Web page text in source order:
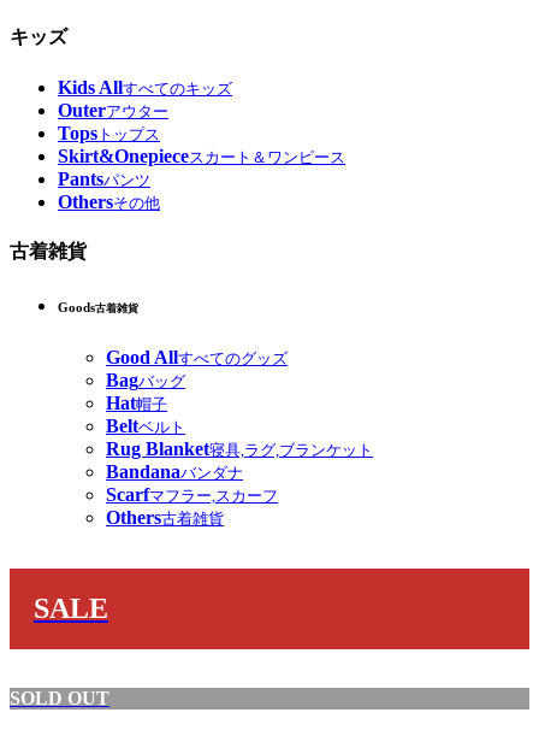
キッズ
Kids Allすべてのキッズ
Outerアウター
Tops トップス
Skirt&Onepieceスカート＆ワンピース
Pantsパンツ
Othersその他
古着雑貨
Goods古着雑貨
Good Allすべてのグッズ
Bagバッグ
Hat帽子
Beltベルト
Rug Blanket寝具,ラグ,ブランケット
Bandanaバンダナ
Scarfマフラー,スカーフ
Others古着雑貨
SALE
SOLD OUT